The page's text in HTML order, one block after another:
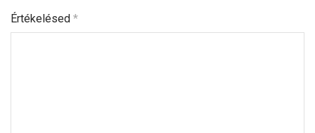
Értékelésed *